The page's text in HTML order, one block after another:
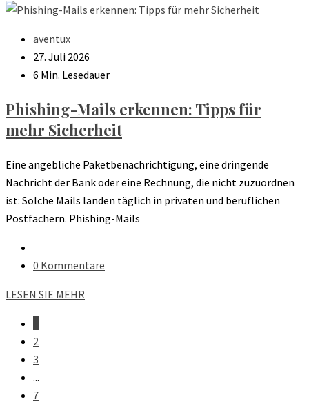
aventux
27. Juli 2026
6 Min. Lesedauer
Phishing-Mails erkennen: Tipps für
mehr Sicherheit
Eine angebliche Paketbenachrichtigung, eine dringende
Nachricht der Bank oder eine Rechnung, die nicht zuzuordnen
ist: Solche Mails landen täglich in privaten und beruflichen
Postfächern. Phishing-Mails
0 Kommentare
LESEN SIE MEHR
2
3
...
7